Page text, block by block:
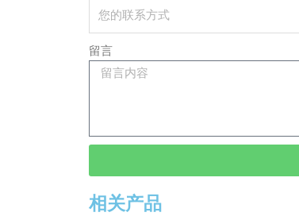
留言
相关产品